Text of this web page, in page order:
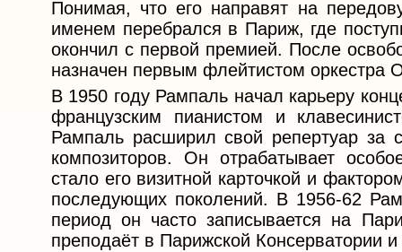
Понимая, что его направят на
именем перебрался в Париж, где
окончил с первой премией. После
назначен первым флейтистом
В 1950 году Рампаль начал карьеру
французским пианистом и
Рампаль расширил свой репертуар за
композиторов. Он отрабатывает
стало его визитной карточкой и
последующих поколений. В 1956-62
период он часто записывается на
преподаёт в Парижской Консерватории